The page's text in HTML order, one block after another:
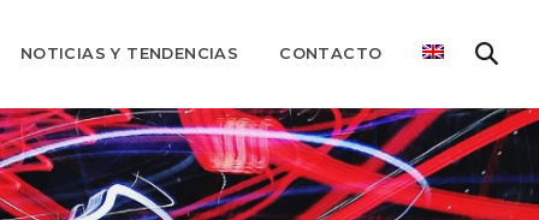
NOTICIAS Y TENDENCIAS CONTACTO